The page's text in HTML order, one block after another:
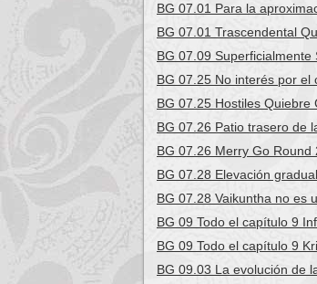
BG 07.01 Para la
BG 07.01 Trascendental
BG 07.09
BG 07.25 No interés por
BG 07.25 Hostiles Quiebre
BG 07.26 Patio trasero de
BG 07.26 Merry Go Round
BG 07.28 Elevación
BG 07.28 Vaikuntha no es
BG 09 Todo el capítulo 9
BG 09 Todo el capítulo 9
BG 09.03 La evolución de